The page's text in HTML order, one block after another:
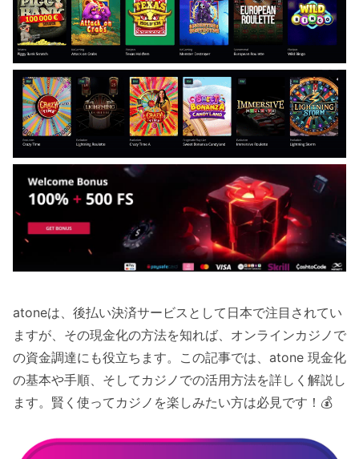
atoneは、後払い決済サービスとして日本で注目されてい
ますが、その現金化の方法を知れば、オンラインカジノで
の資金調達にも役立ちます。この記事では、atone 現金化
の基本や手順、そしてカジノでの活用方法を詳しく解説し
ます。賢く使ってカジノを楽しみたい方は必見です！💰